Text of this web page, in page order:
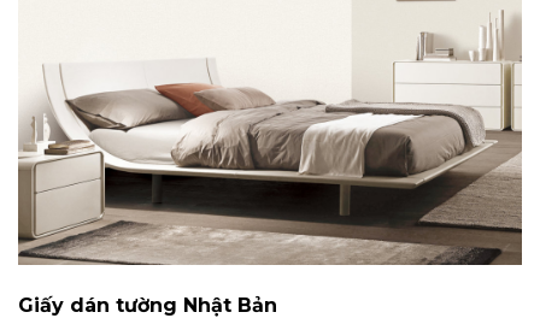
Giấy dán tường Nhật Bản